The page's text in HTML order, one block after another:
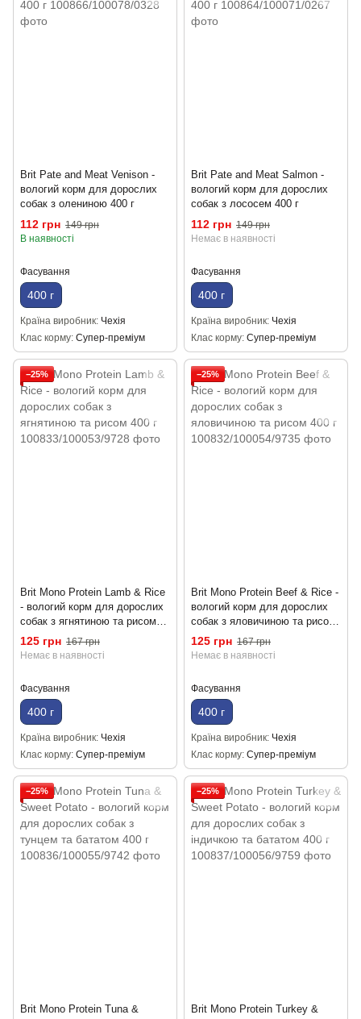
Brit Pate and Meat Venison -
вологий корм для дорослих
собак з олениною 400 г
112 грн 149 грн
В наявності
Фасування
400 г
Країна виробник Чехія
Клас корму Супер-преміум
Brit Pate and Meat Salmon -
вологий корм для дорослих
собак з лососем 400 г
112 грн 149 грн
Немає в наявності
Фасування
400 г
Країна виробник Чехія
Клас корму Супер-преміум
−25%
Brit Mono Protein Lamb & Rice
- вологий корм для дорослих
собак з ягнятиною та рисом
400 г
125 грн 167 грн
Немає в наявності
Фасування
400 г
Країна виробник Чехія
Клас корму Супер-преміум
−25%
Brit Mono Protein Beef & Rice -
вологий корм для дорослих
собак з яловичиною та рисом
400 г
125 грн 167 грн
Немає в наявності
Фасування
400 г
Країна виробник Чехія
Клас корму Супер-преміум
−25%
Brit Mono Protein Tuna &
−25%
Brit Mono Protein Turkey &